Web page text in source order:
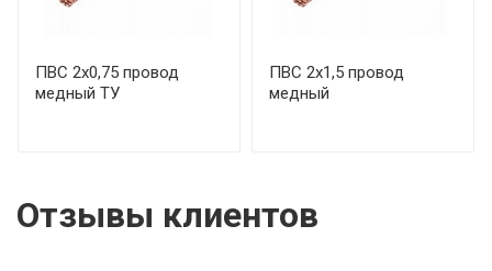
ПВС 2х0,75 провод
медный ТУ
ПВС 2х1,5 провод
медный
Отзывы клиентов